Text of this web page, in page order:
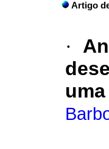
Artigo
·